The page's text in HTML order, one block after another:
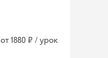
от 1880 ₽ / урок